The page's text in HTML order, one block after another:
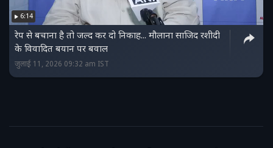
6:14
रेप से बचाना है तो जल्द कर दो निकाह... मौलाना साजिद रशीदी
के विवादित बयान पर बवाल
जुलाई 11, 2026 09:32 am IST